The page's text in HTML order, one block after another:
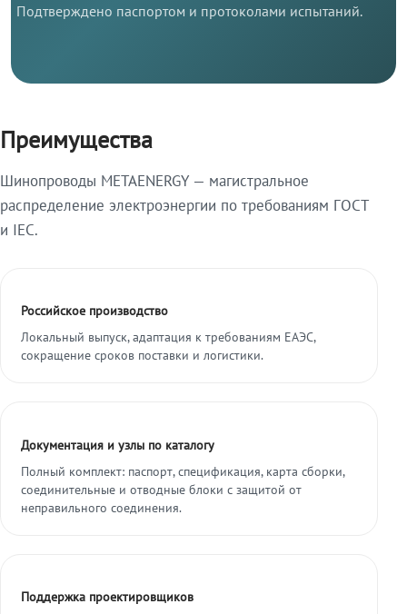
Подтверждено паспортом и протоколами испытаний.
Преимущества
Шинопроводы METAENERGY — магистральное
распределение электроэнергии по требованиям ГОСТ
и IEC.
Российское производство
Локальный выпуск, адаптация к требованиям ЕАЭС,
сокращение сроков поставки и логистики.
Документация и узлы по каталогу
Полный комплект: паспорт, спецификация, карта сборки,
соединительные и отводные блоки с защитой от
неправильного соединения.
Поддержка проектировщиков